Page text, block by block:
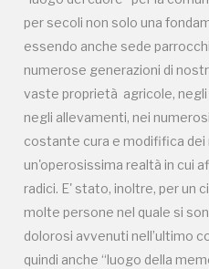
per secoli non solo una
essendo anche sede
numerose generazioni di
vaste proprietà agricole,
negli allevamenti, nei
costante cura e modififica dei
un'operosissima realtà in cui
radici. E' stato, inoltre, per un
molte persone nel quale si
dolorosi avvenuti nell’ultimo
quindi anche “luogo della
Campagne in